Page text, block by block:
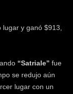
y ganó $913,
“Satriale” fue
se redujo aún
lugar con un